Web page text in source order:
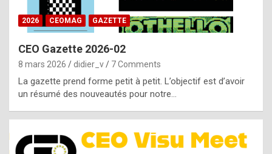
b
y
g
e
n
u
i
n
2026 CEOMAG GAZETTE
CEO Gazette 2026-02
8 mars 2026 didier_v 7 Comments
La gazette prend forme petit à petit. L’objectif est d’avoir
un résumé des nouveautés pour notre…